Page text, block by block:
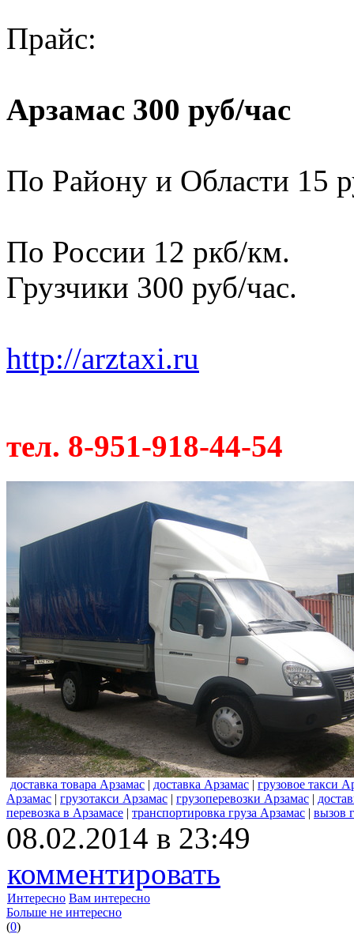
Прайс:
Арзамас 300 руб/час
По Району и Области 15
По России 12 ркб/км.
Грузчики 300 руб/час.
http://arztaxi.ru
тел. 8-951-918-44-54
доставка товара Арзамас | доставка Арзамас | грузовое такси
Арзамас | грузотакси Арзамас | грузоперевозки Арзамас |
перевозка в Арзамасе | транспортировка груза Арзамас | вызов
08.02.2014 в 23:49
комментировать
Интересно Вам интересно
Больше не интересно
(0)